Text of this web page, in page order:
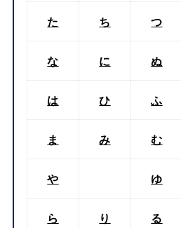
た ち つ
な に ぬ
は ひ ふ
ま み む
や ゆ
ら り る